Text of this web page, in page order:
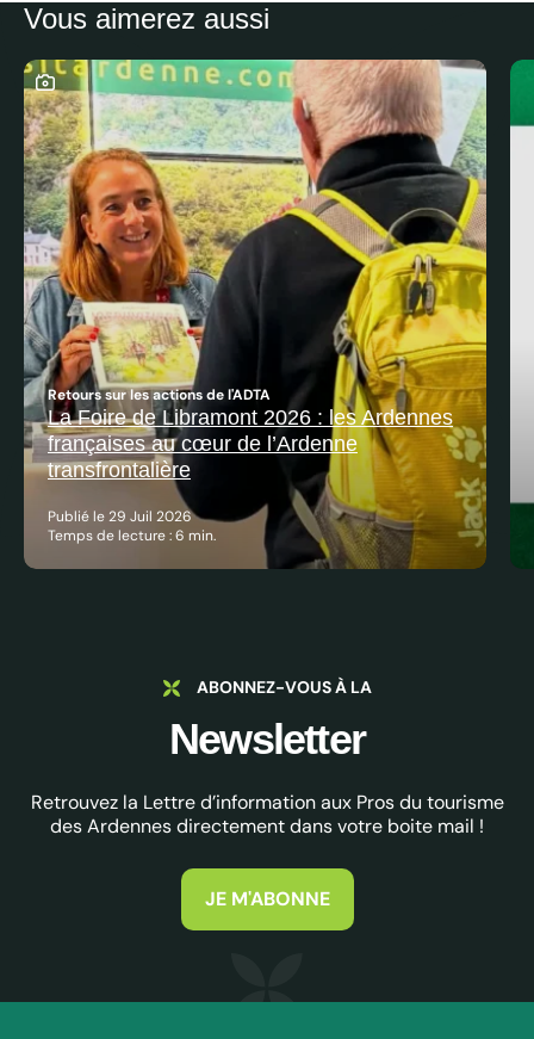
Vous aimerez aussi
La Foire de Libramont 2026 : les Ardennes
françaises au cœur de l’Ardenne
transfrontalière
Retours sur les actions de l'ADTA
Publié le 29 Juil 2026
Temps de lecture : 6 min.
Ce contenu contient une galerie photo
ABONNEZ-VOUS À LA
Newsletter
Retrouvez la Lettre d’information aux Pros du tourisme
des Ardennes directement dans votre boite mail !
JE M'ABONNE